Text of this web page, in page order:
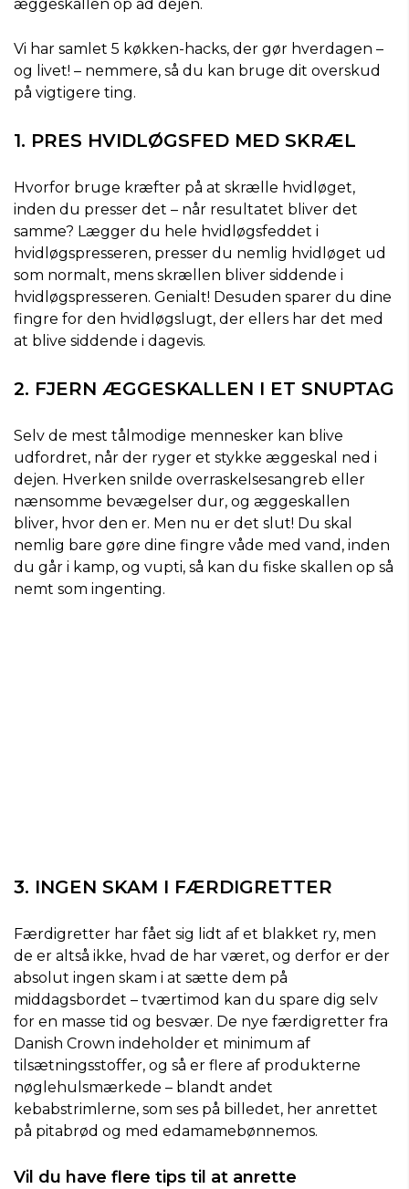
æggeskallen op ad dejen.
Vi har samlet 5 køkken-hacks, der gør hverdagen –
og livet! – nemmere, så du kan bruge dit overskud
på vigtigere ting.
1. PRES HVIDLØGSFED MED SKRÆL
Hvorfor bruge kræfter på at skrælle hvidløget,
inden du presser det – når resultatet bliver det
samme? Lægger du hele hvidløgsfeddet i
hvidløgspresseren, presser du nemlig hvidløget ud
som normalt, mens skrællen bliver siddende i
hvidløgspresseren. Genialt! Desuden sparer du dine
fingre for den hvidløgslugt, der ellers har det med
at blive siddende i dagevis.
2. FJERN ÆGGESKALLEN I ET SNUPTAG
Selv de mest tålmodige mennesker kan blive
udfordret, når der ryger et stykke æggeskal ned i
dejen. Hverken snilde overraskelsesangreb eller
nænsomme bevægelser dur, og æggeskallen
bliver, hvor den er. Men nu er det slut! Du skal
nemlig bare gøre dine fingre våde med vand, inden
du går i kamp, og vupti, så kan du fiske skallen op så
nemt som ingenting.
3. INGEN SKAM I FÆRDIGRETTER
Færdigretter har fået sig lidt af et blakket ry, men
de er altså ikke, hvad de har været, og derfor er der
absolut ingen skam i at sætte dem på
middagsbordet – tværtimod kan du spare dig selv
for en masse tid og besvær. De nye færdigretter fra
Danish Crown indeholder et minimum af
tilsætningsstoffer, og så er flere af produkterne
nøglehulsmærkede – blandt andet
kebabstrimlerne, som ses på billedet, her anrettet
på pitabrød og med edamamebønnemos.
Vil du have flere tips til at anrette